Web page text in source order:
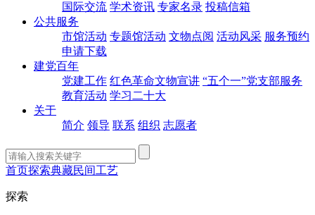
国际交流 学术资讯 专家名录 投稿信箱
公共服务
市馆活动 专题馆活动 文物点阅 活动风采 服务预约
申请下载
建党百年
党建工作 红色革命文物宣讲 “五个一”党支部服务
教育活动 学习二十大
关于
简介 领导 联系 组织 志愿者
首页探索典藏民间工艺
探索